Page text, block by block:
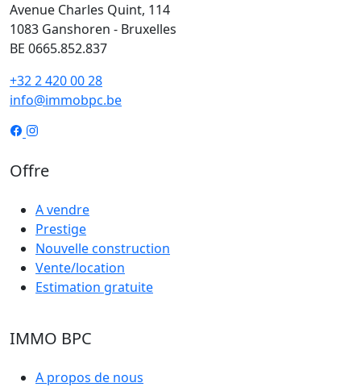
Avenue Charles Quint, 114
1083 Ganshoren - Bruxelles
BE 0665.852.837
+32 2 420 00 28
info@immobpc.be
Offre
A vendre
Prestige
Nouvelle construction
Vente/location
Estimation gratuite
IMMO BPC
A propos de nous